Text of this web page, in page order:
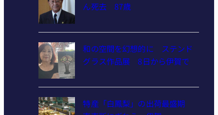
ん死去 87歳
和の空間を幻想的に ステンド
グラス作品展 8日から伊賀で
特産「白鳳梨」の出荷最盛期